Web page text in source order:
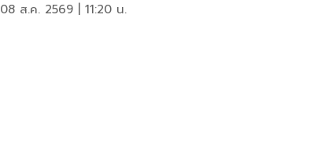
08 ส.ค. 2569 | 11:20 น.